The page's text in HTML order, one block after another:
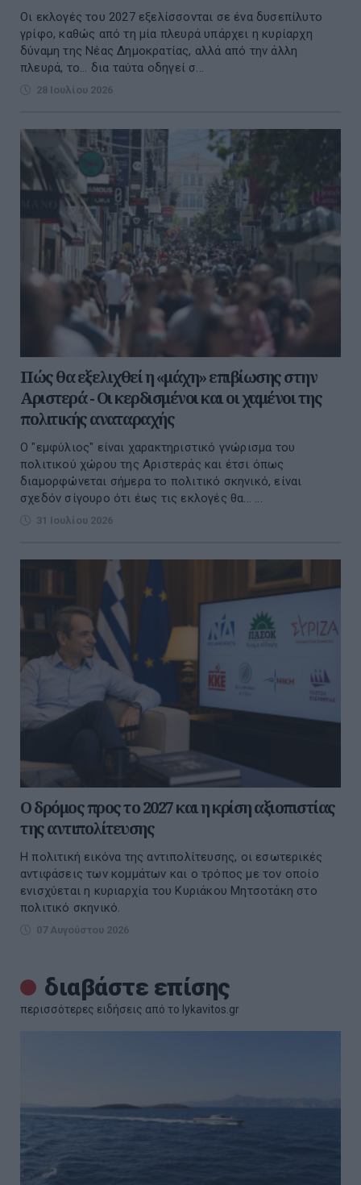
Οι εκλογές του 2027 εξελίσσονται σε ένα δυσεπίλυτο
γρίφο, καθώς από τη μία πλευρά υπάρχει η κυρίαρχη
δύναμη της Νέας Δημοκρατίας, αλλά από την άλλη
πλευρά, το... δια ταύτα οδηγεί σ...
28 Ιουλίου 2026
Πώς θα εξελιχθεί η «μάχη» επιβίωσης στην
Αριστερά - Οι κερδισμένοι και οι χαμένοι της
πολιτικής αναταραχής
Ο "εμφύλιος" είναι χαρακτηριστικό γνώρισμα του
πολιτικού χώρου της Αριστεράς και έτσι όπως
διαμορφώνεται σήμερα το πολιτικό σκηνικό, είναι
σχεδόν σίγουρο ότι έως τις εκλογές θα... ...
31 Ιουλίου 2026
Ο δρόμος προς το 2027 και η κρίση αξιοπιστίας
της αντιπολίτευσης
Η πολιτική εικόνα της αντιπολίτευσης, οι εσωτερικές
αντιφάσεις των κομμάτων και ο τρόπος με τον οποίο
ενισχύεται η κυριαρχία του Κυριάκου Μητσοτάκη στο
πολιτικό σκηνικό.
07 Αυγούστου 2026
διαβάστε επίσης
περισσότερες ειδήσεις από το lykavitos.gr